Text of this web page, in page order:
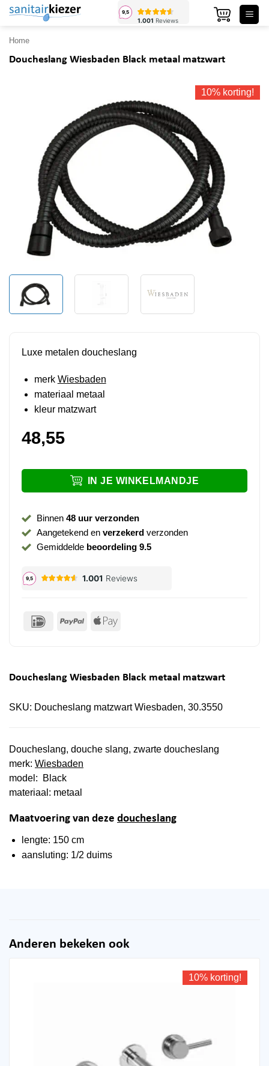
Ga
inhoud
Home
Doucheslang Wiesbaden Black metaal matzwart
10% korting!
Luxe metalen doucheslang
merk Wiesbaden
materiaal metaal
kleur matzwart
48,55
IN JE WINKELMANDJE
Binnen 48 uur verzonden
Aangetekend en verzekerdverzonden
Gemiddelde beoordeling 9.5
IDeal PayPal Apple
Doucheslang Wiesbaden Black metaal matzwart
SKU: Doucheslang matzwart Wiesbaden, 30.3550
Doucheslang, douche slang, zwarte doucheslang
merk: Wiesbaden
model: Black
materiaal: metaal
Maatvoering van deze doucheslang
lengte: 150 cm
aansluting: 1/2 duims
Anderen bekeken ook
10% korting!